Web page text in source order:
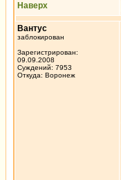
Наверх
Вантус
заблокирован
Зарегистрирован:
09.09.2008
Суждений: 7953
Откуда: Воронеж